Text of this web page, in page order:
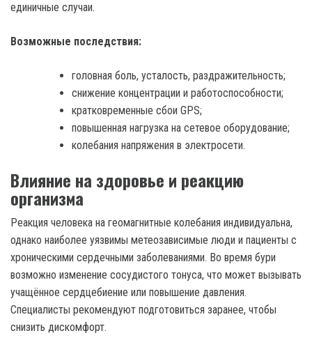
единичные случаи.
Возможные последствия:
головная боль, усталость, раздражительность;
снижение концентрации и работоспособности;
кратковременные сбои GPS;
повышенная нагрузка на сетевое оборудование;
колебания напряжения в электросети.
Влияние на здоровье и реакцию
организма
Реакция человека на геомагнитные колебания индивидуальна,
однако наиболее уязвимы метеозависимые люди и пациенты с
хроническими сердечными заболеваниями. Во время бури
возможно изменение сосудистого тонуса, что может вызывать
учащённое сердцебиение или повышение давления.
Специалисты рекомендуют подготовиться заранее, чтобы
снизить дискомфорт.